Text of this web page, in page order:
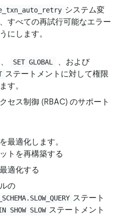
システム変
すべての再試行可能なエラー
にします。
、 SET GLOBAL 、および
ステートメントに対して権限
す。
セス制御 (RBAC) のサポート
最適化します。
トを再構築する
適化する
の
ステート
SHOW SLOW ステートメント